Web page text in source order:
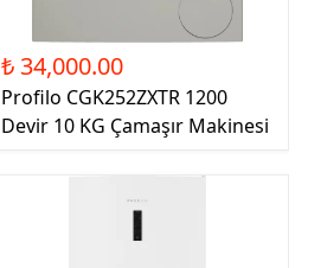
₺ 34,000.00
Profilo CGK252ZXTR 1200
Devir 10 KG Çamaşır Makinesi